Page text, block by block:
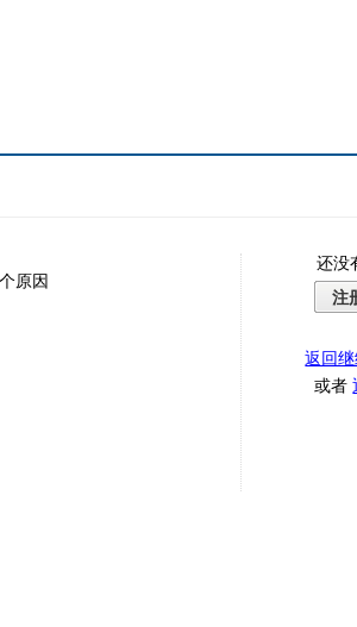
原因
还没
注
返回
或者